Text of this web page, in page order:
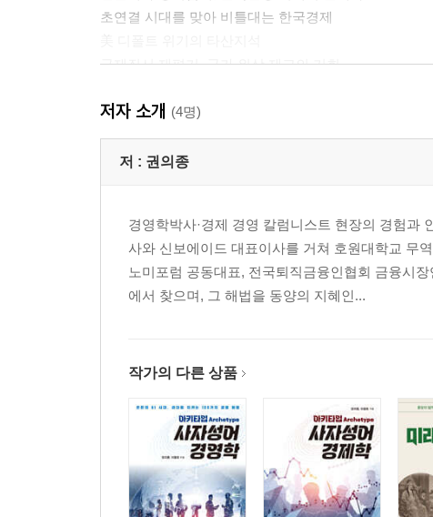
초연결 시대를 맞아 비틀대는 한국경제
국제질서 재편기, 국가 위상 제고의 기회
‘피크코리아論’, 웃어넘길 수 없는 한국 현실
디지털 자산의 확대와 금융제도 개편
부동산 실거래가 조작 방지 대책을
과잉생산보다 식량위기가 문제
사회적경제는 자본주의 경제
지역경제의 자생적 선순환 구조부터
불경기 탈출구 열쇠, 자영업
은행은 공공재. 신(新)관치 서막인가
美 연준 ‘딜레마’, 한국은행 ‘고심’
불확실성 시대, 정책금융의 성공조건
대통령도 신신당부한 “충당금 더 쌓기”
대출도 거래, 금리 결정도 경쟁을
저자 소개 (4명)
저 : 권의종
경영학박사·경제 경영 칼럼니스트 현장의 경험과
사와 신보에이드 대표이사를 거쳐 호원대학교 무
노미포럼 공동대표, 전국퇴직금융인협회 금융시
에서 찾으며, 그 해법을 동양의 지혜인...
작가의 다른 상품